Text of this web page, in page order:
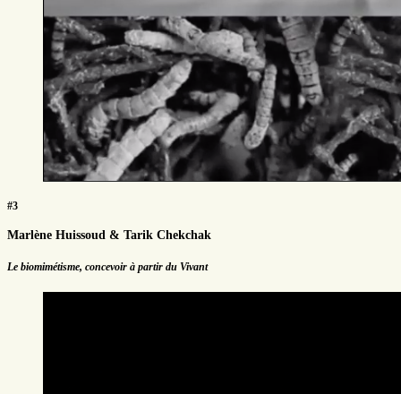
#3
Marlène Huissoud & Tarik Chekchak
Le biomimétisme, concevoir à partir du Vivant